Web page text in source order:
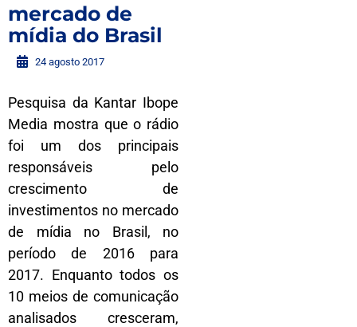
mercado de
mídia do Brasil
24 agosto 2017
Pesquisa da Kantar Ibope
Media mostra que o rádio
foi um dos principais
responsáveis pelo
crescimento de
investimentos no mercado
de mídia no Brasil, no
período de 2016 para
2017. Enquanto todos os
10 meios de comunicação
analisados cresceram,